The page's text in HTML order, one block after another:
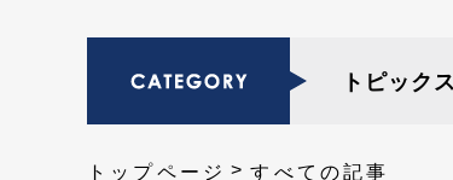
トピックス
トップページ すべての記事